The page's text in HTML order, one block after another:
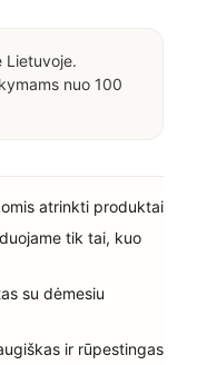
Lietuvoje.
nuo 100
atrinkti produktai
tik tai, kuo
su dėmesiu
ir rūpestingas